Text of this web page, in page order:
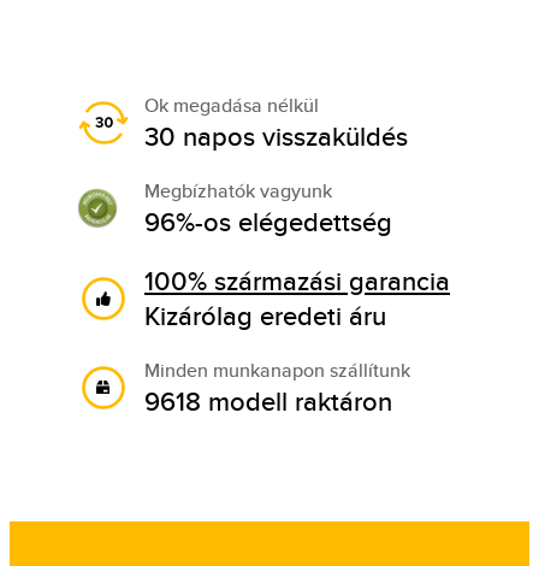
Ok megadása nélkül
30 napos visszaküldés
Megbízhatók vagyunk
96%-os elégedettség
100% származási garancia
Kizárólag eredeti áru
Minden munkanapon szállítunk
9618 modell raktáron